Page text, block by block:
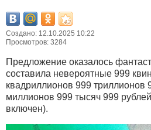
Создано: 12.10.2025 10:22
Просмотров: 3284
Предложение оказалось
составила невероятные 999
квадриллионов 999 триллионов
миллионов 999 тысяч 999
включен).